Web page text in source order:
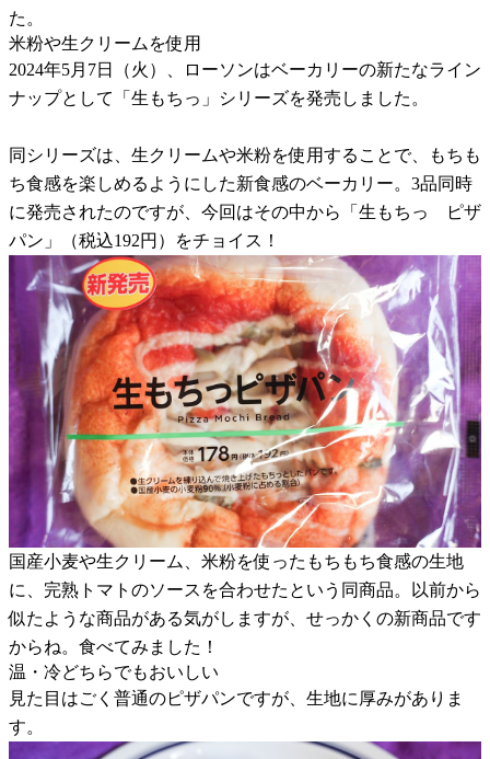
た。
米粉や生クリームを使用
2024年5月7日（火）、ローソンはベーカリーの新たなライン
ナップとして「生もちっ」シリーズを発売しました。
同シリーズは、生クリームや米粉を使用することで、もちも
ち食感を楽しめるようにした新食感のベーカリー。3品同時
に発売されたのですが、今回はその中から「生もちっ ピザ
パン」（税込192円）をチョイス！
国産小麦や生クリーム、米粉を使ったもちもち食感の生地
に、完熟トマトのソースを合わせたという同商品。以前から
似たような商品がある気がしますが、せっかくの新商品です
からね。食べてみました！
温・冷どちらでもおいしい
見た目はごく普通のピザパンですが、生地に厚みがありま
す。